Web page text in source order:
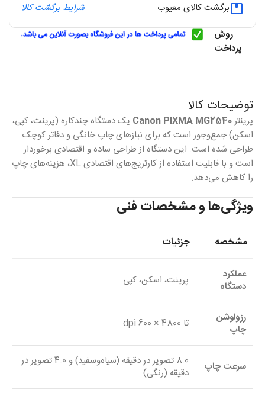
برگشت کالای معیوب
شرایط برگشت کالا
روش
پرداخت
توضیحات کالا
پرینترCanon PIXMA MG2540 یک دستگاه چندکاره (پرینت، کپی،
اسکن) جمع‌وجور است که برای نیازهای چاپ خانگی و دفاتر کوچک
طراحی شده است. این دستگاه از طراحی ساده و اقتصادی برخوردار
است و با قابلیت استفاده از کارتریج‌های اقتصادی XL، هزینه‌های چاپ
را کاهش می‌دهد.
ویژگی‌ها و مشخصات فنی
مشخصه جزئیات
عملکرد
دستگاه
پرینت، اسکن، کپی
رزولوشن
چاپ
تا 4800 × 600 dpi
سرعت چاپ
8.0 تصویر در دقیقه (سیاه‌وسفید) و 4.0 تصویر در
دقیقه (رنگی)